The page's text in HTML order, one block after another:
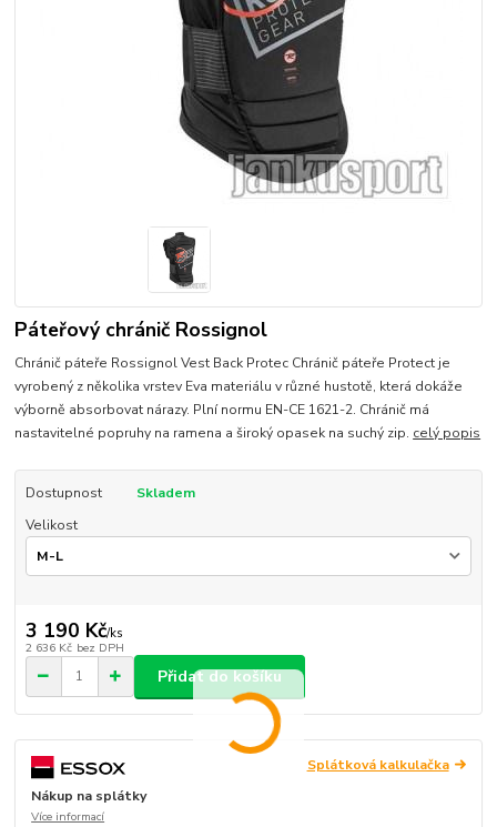
Páteřový chránič Rossignol
Chránič páteře Rossignol Vest Back Protec Chránič páteře Protect je
vyrobený z několika vrstev Eva materiálu v různé hustotě, která dokáže
výborně absorbovat nárazy. Plní normu EN-CE 1621-2. Chránič má
nastavitelné popruhy na ramena a široký opasek na suchý zip. celý popis
Dostupnost
Skladem
Velikost
3 190 Kč/ks
2 636 Kč bez DPH
Přidat do košíku
Splátková kalkulačka
Nákup na splátky
Více informací